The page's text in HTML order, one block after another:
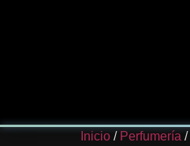
Inicio / Perfumería /